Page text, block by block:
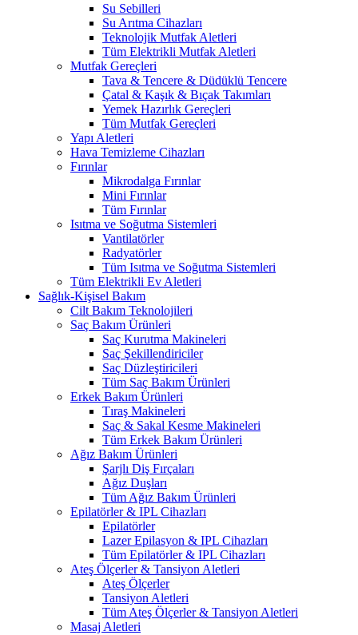
Su Sebilleri
Su Arıtma Cihazları
Teknolojik Mutfak Aletleri
Tüm Elektrikli Mutfak Aletleri
Mutfak Gereçleri
Tava & Tencere & Düdüklü Tencere
Çatal & Kaşık & Bıçak Takımları
Yemek Hazırlık Gereçleri
Tüm Mutfak Gereçleri
Yapı Aletleri
Hava Temizleme Cihazları
Fırınlar
Mikrodalga Fırınlar
Mini Fırınlar
Tüm Fırınlar
Isıtma ve Soğutma Sistemleri
Vantilatörler
Radyatörler
Tüm Isıtma ve Soğutma Sistemleri
Tüm Elektrikli Ev Aletleri
Sağlık-Kişisel Bakım
Cilt Bakım Teknolojileri
Saç Bakım Ürünleri
Saç Kurutma Makineleri
Saç Şekillendiriciler
Saç Düzleştiricileri
Tüm Saç Bakım Ürünleri
Erkek Bakım Ürünleri
Tıraş Makineleri
Saç & Sakal Kesme Makineleri
Tüm Erkek Bakım Ürünleri
Ağız Bakım Ürünleri
Şarjlı Diş Fırçaları
Ağız Duşları
Tüm Ağız Bakım Ürünleri
Epilatörler & IPL Cihazları
Epilatörler
Lazer Epilasyon & IPL Cihazları
Tüm Epilatörler & IPL Cihazları
Ateş Ölçerler & Tansiyon Aletleri
Ateş Ölçerler
Tansiyon Aletleri
Tüm Ateş Ölçerler & Tansiyon Aletleri
Masaj Aletleri